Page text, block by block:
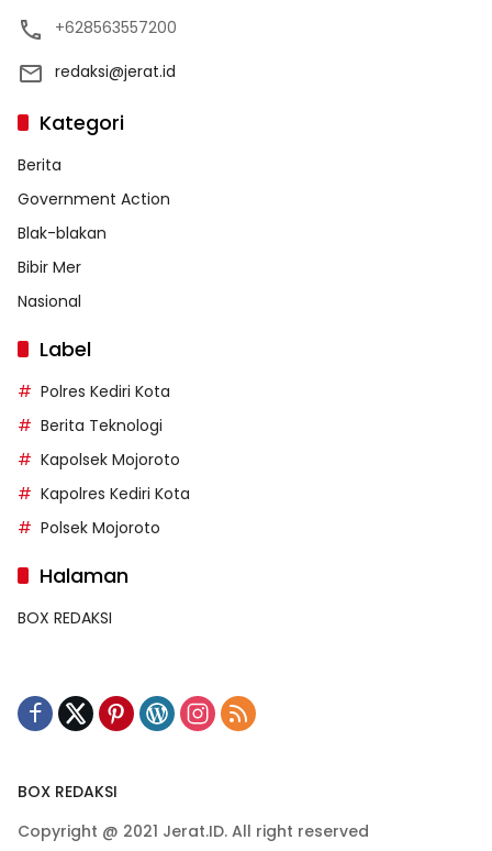
+628563557200
redaksi@jerat.id
Kategori
Berita
Government Action
Blak-blakan
Bibir Mer
Nasional
Label
Polres Kediri Kota
Berita Teknologi
Kapolsek Mojoroto
Kapolres Kediri Kota
Polsek Mojoroto
Halaman
BOX REDAKSI
BOX REDAKSI
Copyright @ 2021 Jerat.ID. All right reserved